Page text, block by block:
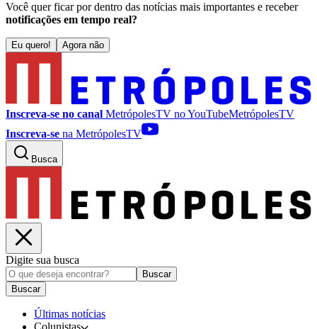
Você quer ficar por dentro das notícias mais importantes e receber
notificações em tempo real?
Eu quero! Agora não
Inscreva-se no canal MetrópolesTV noYouTubeMetrópolesTV
Inscreva-se na MetrópolesTV
Busca
Digite sua busca
Buscar
Buscar
Últimas notícias
Colunistas